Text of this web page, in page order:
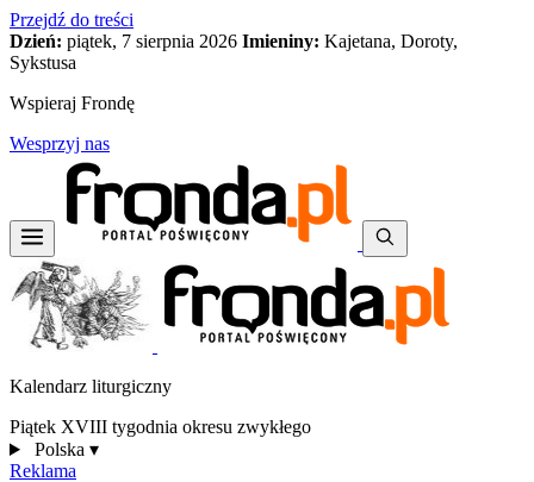
Przejdź do treści
Dzień: piątek, 7 sierpnia 2026 Imieniny: Kajetana, Doroty,
Sykstusa
Wspieraj Frondę
Wesprzyj nas
Kalendarz liturgiczny
Piątek XVIII tygodnia okresu zwykłego
Polska ▾
Reklama